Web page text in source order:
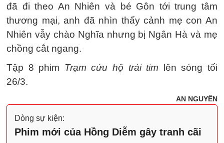
đã đi theo An Nhiên và bé Gôn tới trung tâm
thương mại, anh đã nhìn thấy cảnh mẹ con An
Nhiên vẫy chào Nghĩa nhưng bị Ngân Hà và mẹ
chồng cắt ngang.
Tập 8 phim Trạm cứu hộ trái tim lên sóng tối
26/3.
AN NGUYÊN
Dòng sự kiện:
Phim mới của Hồng Diễm gây tranh cãi